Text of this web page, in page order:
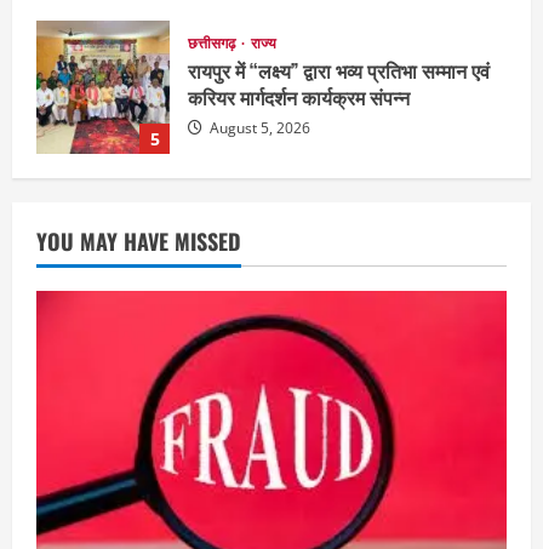
5
छत्तीसगढ़ राज्य
रायपुर में “लक्ष्य” द्वारा भव्य प्रतिभा सम्मान एवं
करियर मार्गदर्शन कार्यक्रम संपन्न
August 5, 2026
1
बहन ने कारोबारी भाई पर लगाया करोड़ों रुपये
की धोखाधड़ी का आरोप
2
छत्तीसगढ़ लाइफ स्टाइल
मोहला-मानपुर में फिर बाघ की दस्तक, बैल पर
हमले से ग्रामीणों में दहशत
August 7, 2026
बहुचर्चित अंकित कश्यप हत्याकांड : 33 लोगों के
YOU MAY HAVE MISSED